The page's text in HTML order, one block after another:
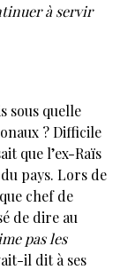
à servir
sous quelle
? Difficile
que l’ex-Raïs
pays. Lors de
chef de
de dire au
pas les
il dit à ses